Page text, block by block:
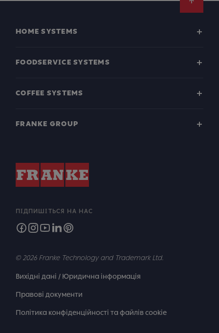
HOME SYSTEMS
FOODSERVICE SYSTEMS
COFFEE SYSTEMS
FRANKE GROUP
ПІДПИШІТЬСЯ НА НАС
© 2026 Franke Technology and Trademark Ltd.
Вихідні дані / Юридична інформація
Правові документи
Політика конфіденційності та файлів cookie